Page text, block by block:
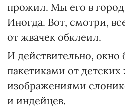
прожил. Мы его в
Иногда. Вот, смотри,
от жвачек обклеил.
И действительно, окно
пакетиками от детских
изображениями
и индейцев.